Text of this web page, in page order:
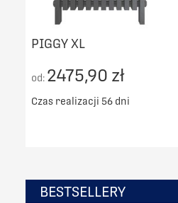
PIGGY XL
od: 2475,90 zł
Czas realizacji 56 dni
BESTSELLERY